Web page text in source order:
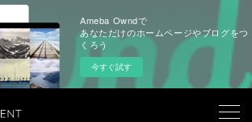
Ameba Owndで
あなただけのホームページやブログをつ
くろう
今すぐ試す